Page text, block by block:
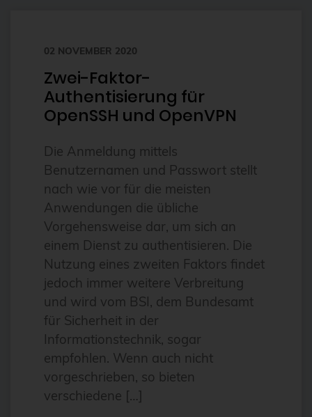
Fedora
Firewall
Flux
Foreman
FOSDEM
FOSSAsia
FreeBSD
freeipa
FreeRADIUS
Freie Software
FrOSCon
Git
Gitlab
GitOps
GnuPG
02 NOVEMBER 2020
Zwei-Faktor-
Authentisierung für
OpenSSH und OpenVPN
Die Anmeldung mittels
Benutzernamen und Passwort stellt
nach wie vor für die meisten
Anwendungen die übliche
Vorgehensweise dar, um sich an
einem Dienst zu authentisieren. Die
Nutzung eines zweiten Faktors findet
jedoch immer weitere Verbreitung
und wird vom BSI, dem Bundesamt
für Sicherheit in der
Informationstechnik, sogar
empfohlen. Wenn auch nicht
vorgeschrieben, so bieten
verschiedene […]